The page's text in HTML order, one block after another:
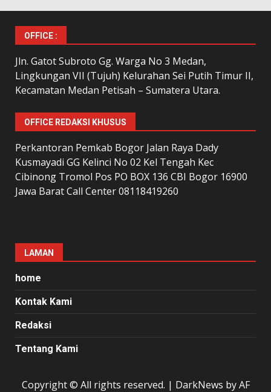
OFFICE :
Jln. Gatot Subroto Gg. Warga No 3 Medan,
Lingkungan VII (Tujuh) Kelurahan Sei Putih Timur II,
Kecamatan Medan Petisah – Sumatera Utara.
OFFICE REDAKSI KHUSUS
Perkantoran Pemkab Bogor Jalan Raya Dady
Kusmayadi GG Kelinci No 02 Kel Tengah Kec
Cibinong Tromol Pos PO BOX 136 CBI Bogor 16900
Jawa Barat Call Center 08118419260
LAMAN
home
Kontak Kami
Redaksi
Tentang Kami
Copyright © All rights reserved. | DarkNews by AF